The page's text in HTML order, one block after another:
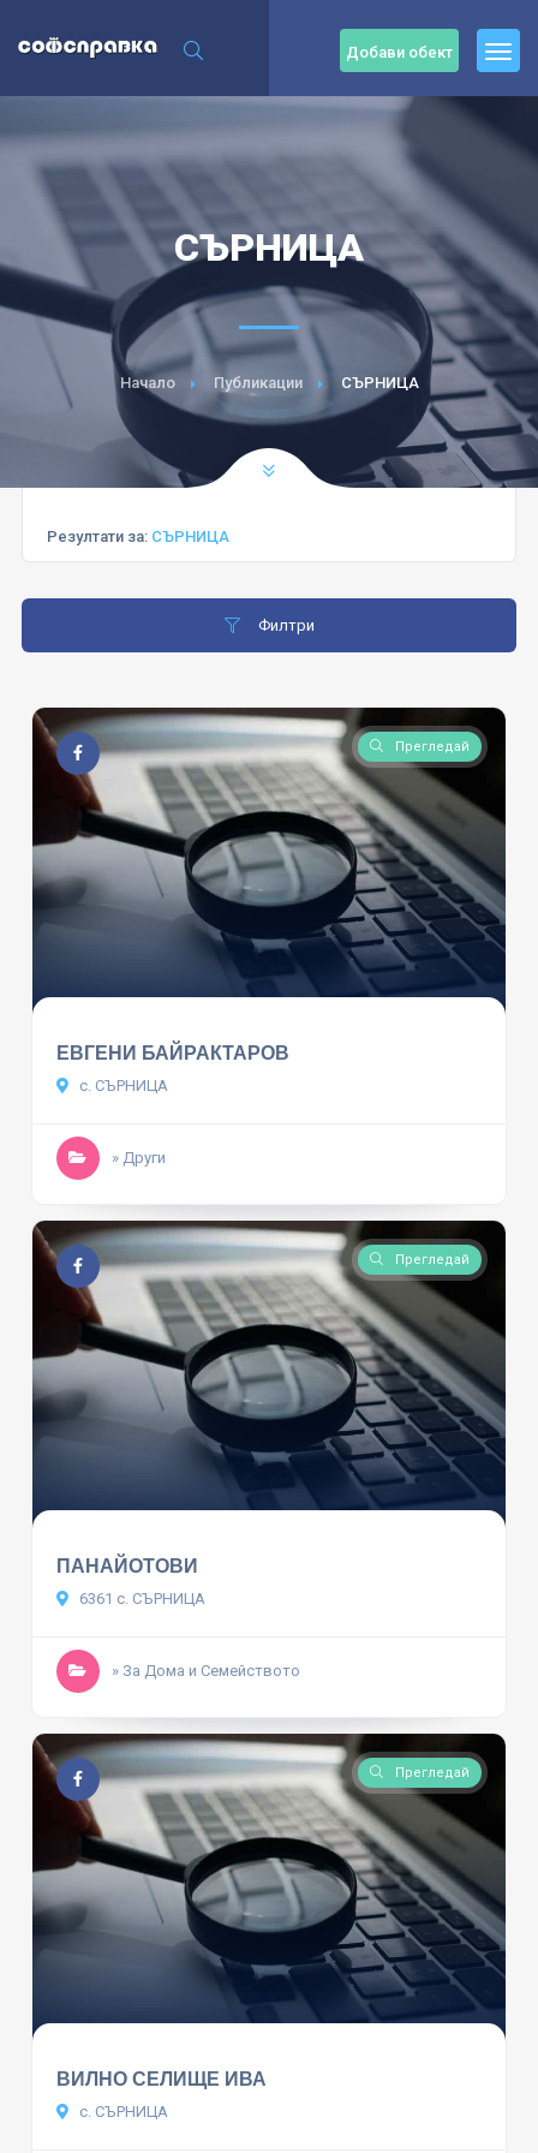
Добави обект
СЪРНИЦА
Начало Публикации СЪРНИЦА
Резултати за: СЪРНИЦА
Филтри
Прегледай
ЕВГЕНИ БАЙРАКТАРОВ
с. СЪРНИЦА
» Други
Прегледай
ПАНАЙОТОВИ
6361 с. СЪРНИЦА
» За Дома и Семейството
Прегледай
ВИЛНО СЕЛИЩЕ ИВА
с. СЪРНИЦА